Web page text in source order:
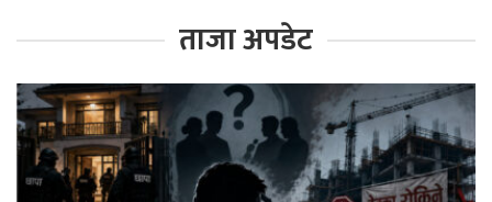
ताजा अपडेट